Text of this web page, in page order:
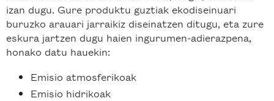
izan dugu. Gure produktu guztiak ekodiseinuari
buruzko arauari jarraikiz diseinatzen ditugu, eta zure
eskura jartzen dugu haien ingurumen-adierazpena,
honako datu hauekin:
Emisio atmosferikoak
Emisio hidrikoak